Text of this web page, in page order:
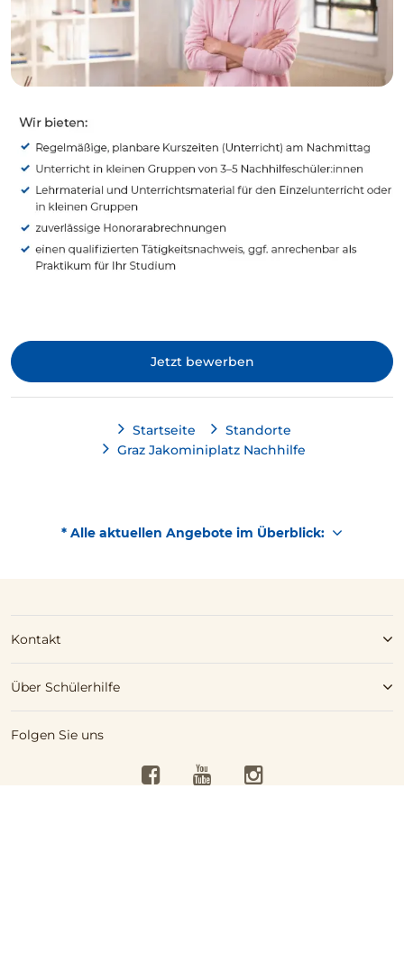
Jetzt bewerben
Startseite
Standorte
Graz Jakominiplatz Nachhilfe
* Alle aktuellen Angebote im Überblick:
Kontakt
Über Schülerhilfe
Folgen Sie uns
FacebookYouTubeInstagram